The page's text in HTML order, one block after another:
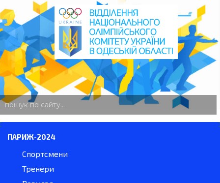
пошук
по
ПАРИЖ-2024
Спортсмени
Тренери